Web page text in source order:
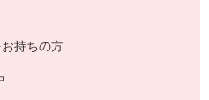
持ちの方